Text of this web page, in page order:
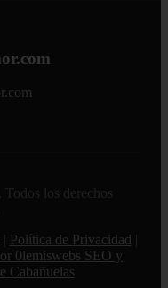
los derechos
Política de Privacidad
0lemiswebs SEO y
Cabañuelas